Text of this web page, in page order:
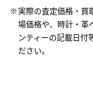
実際の査定価格・買
場価格や、時計・革
ンティーの記載日付
ださい。